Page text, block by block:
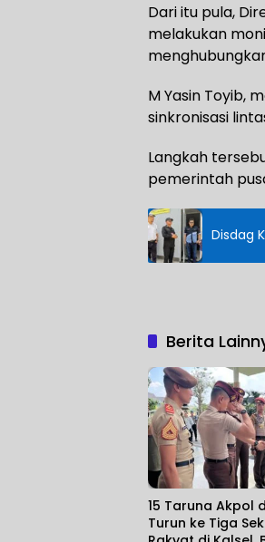
Dari itu pula,
melakukan
M Yasin Toyib,
sinkronisasi
Langkah
pemerintah
Disdag
Berita
15 Taruna Akpol
Turun ke Tiga